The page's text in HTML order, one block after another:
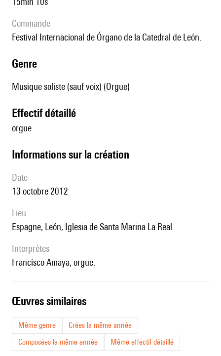
Commande
Festival Internacional de Órgano de la Catedral de León.
genre
Musique soliste (sauf voix) (Orgue)
effectif détaillé
orgue
informations sur la création
date
13 octobre 2012
lieu
Espagne, León, Iglesia de Santa Marina La Real
interprètes
Francisco Amaya, orgue.
œuvres similaires
Même genre
Crées la même année
Composées la même année
Même effectif détaillé